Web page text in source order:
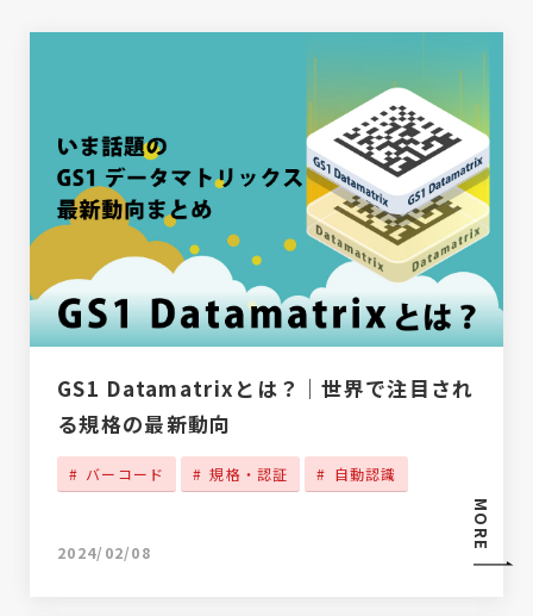
MORE
GS1 Datamatrixとは？｜世界で注目され
る規格の最新動向
バーコード 規格・認証 自動認識
2024/02/08